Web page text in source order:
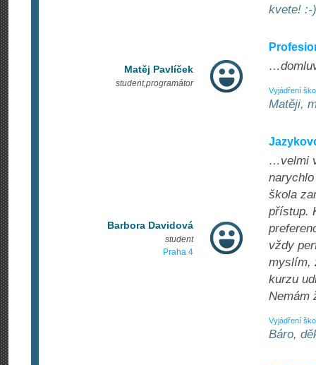
kvete! :-)
Matěj Pavlíček
student,programátor
Vyjádření
Matěji,
Barbora Davidová
student
Praha 4
…velmi
škola
přístup.
vždy
myslím,
kurzu
Nemám
Vyjádření
Báro,